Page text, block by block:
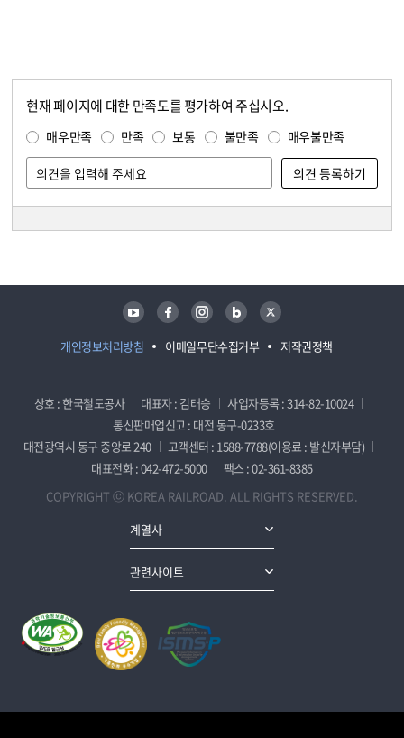
현재 페이지에 대한 만족도를 평가하여 주십시오.
매우만족 만족 보통 불만족 매우불만족
개인정보처리방침 이메일무단수집거부 저작권정책
유튜브 페이스북 인스타그램 블로그 트위터
상호 : 한국철도공사 대표자 : 김태승
사업자등록 : 314-82-10024
통신판매업신고 : 대전 동구-0233호
대전광역시 동구 중앙로 240
고객센터 : 1588-7788(이용료 : 발신자부담)
대표전화 : 042-472-5000
팩스 : 02-361-8385
COPYRIGHT ⓒ KOREA RAILROAD. ALL RIGHTS RESERVED.
계열사
관련사이트